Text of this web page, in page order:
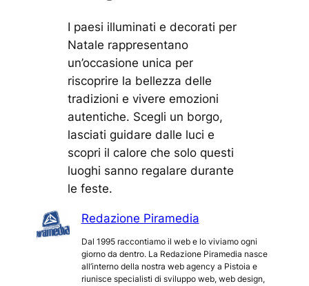
I paesi illuminati e decorati per
Natale rappresentano
un’occasione unica per
riscoprire la bellezza delle
tradizioni e vivere emozioni
autentiche. Scegli un borgo,
lasciati guidare dalle luci e
scopri il calore che solo questi
luoghi sanno regalare durante
le feste.
Redazione Piramedia
Dal 1995 raccontiamo il web e lo viviamo ogni
giorno da dentro. La Redazione Piramedia nasce
all’interno della nostra web agency a Pistoia e
riunisce specialisti di sviluppo web, web design,